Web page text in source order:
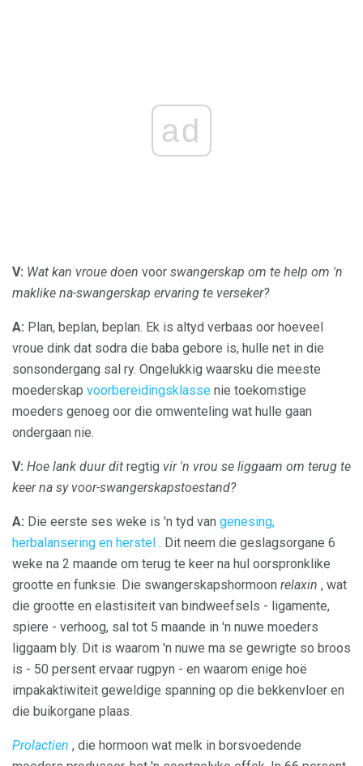
ad
V: Wat kan vroue doen voor swangerskap om te help om 'n
maklike na-swangerskap ervaring te verseker?
A: Plan, beplan, beplan. Ek is altyd verbaas oor hoeveel
vroue dink dat sodra die baba gebore is, hulle net in die
sonsondergang sal ry. Ongelukkig waarsku die meeste
moederskap voorbereidingsklasse nie toekomstige
moeders genoeg oor die omwenteling wat hulle gaan
ondergaan nie.
V: Hoe lank duur dit regtig vir 'n vrou se liggaam om terug te
keer na sy voor-swangerskapstoestand?
A: Die eerste ses weke is 'n tyd van genesing,
herbalansering en herstel . Dit neem die geslagsorgane 6
weke na 2 maande om terug te keer na hul oorspronklike
grootte en funksie. Die swangerskapshormoon relaxin , wat
die grootte en elastisiteit van bindweefsels - ligamente,
spiere - verhoog, sal tot 5 maande in 'n nuwe moeders
liggaam bly. Dit is waarom 'n nuwe ma se gewrigte so broos
is - 50 persent ervaar rugpyn - en waarom enige hoë
impakaktiwiteit geweldige spanning op die bekkenvloer en
die buikorgane plaas.
Prolactien , die hormoon wat melk in borsvoedende